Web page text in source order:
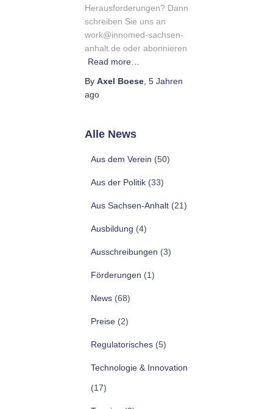
Herausforderungen? Dann
schreiben Sie uns an
work@innomed-sachsen-
anhalt.de oder abonnieren
Read more…
By Axel Boese 5 Jahren
ago
Alle News
Aus dem Verein (50)
Aus der Politik (33)
Aus Sachsen-Anhalt (21)
Ausbildung (4)
Ausschreibungen (3)
Förderungen (1)
News (68)
Preise (2)
Regulatorisches (5)
Technologie & Innovation
(17)